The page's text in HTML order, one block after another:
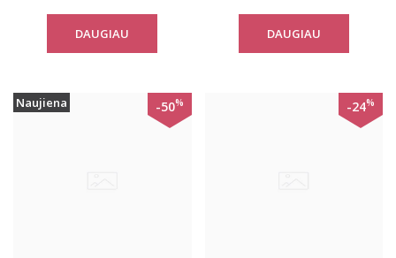
DAUGIAU DAUGIAU
Naujiena -50% -24%